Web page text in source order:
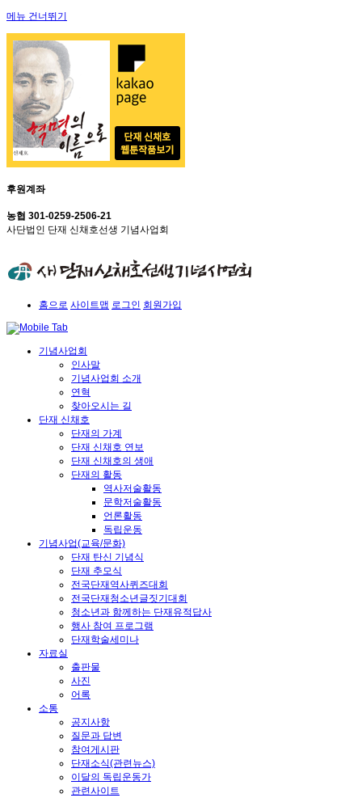
메뉴 건너뛰기
후원계좌
농협 301-0259-2506-21
사단법인 단재 신채호선생 기념사업회
홈으로 사이트맵 로그인 회원가입
기념사업회
인사말
기념사업회 소개
연혁
찾아오시는 길
단재 신채호
단재의 가계
단재 신채호 연보
단재 신채호의 생애
단재의 활동
역사저술활동
문학저술활동
언론활동
독립운동
기념사업(교육/문화)
단재 탄신 기념식
단재 추모식
전국단재역사퀴즈대회
전국단재청소년글짓기대회
청소년과 함께하는 단재유적답사
행사 참여 프로그램
단재학술세미나
자료실
출판물
사진
어록
소통
공지사항
질문과 답변
참여게시판
단재소식(관련뉴스)
이달의 독립운동가
관련사이트